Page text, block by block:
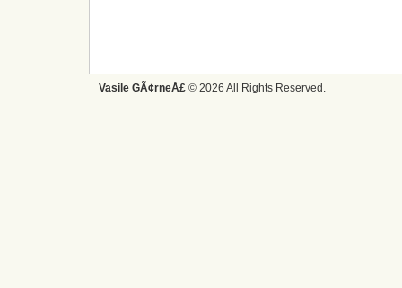
Vasile GÃ¢rneÅ£ © 2026 All Rights Reserved.